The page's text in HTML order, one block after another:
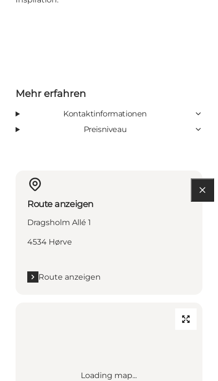
Mehr erfahren
Kontaktinformationen
Preisniveau
Route anzeigen
Dragsholm Allé 1
4534 Hørve
Route anzeigen
Loading map...